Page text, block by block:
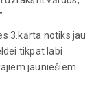
3.kārta notiks jau
tikpat labi
jauniešiem